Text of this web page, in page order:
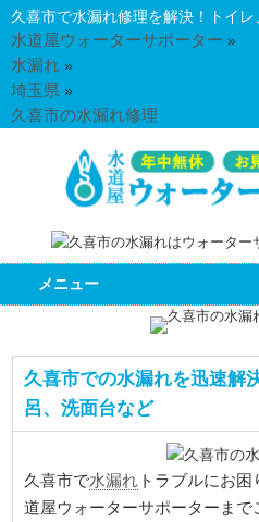
久喜市で水漏れ修理を解決！トイ
水道屋ウォーターサポーター »
水漏れ »
埼玉県 »
久喜市の水漏れ修理
メニュー
久喜市での水漏れを迅速解
呂、洗面台など
久喜市で水漏れ トラブルにお
道屋ウォーターサポーターまで